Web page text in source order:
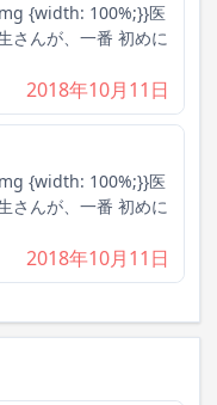
{width: 100%;}}医
さんが、一番 初めに
2018年10月11日
{width: 100%;}}医
さんが、一番 初めに
2018年10月11日